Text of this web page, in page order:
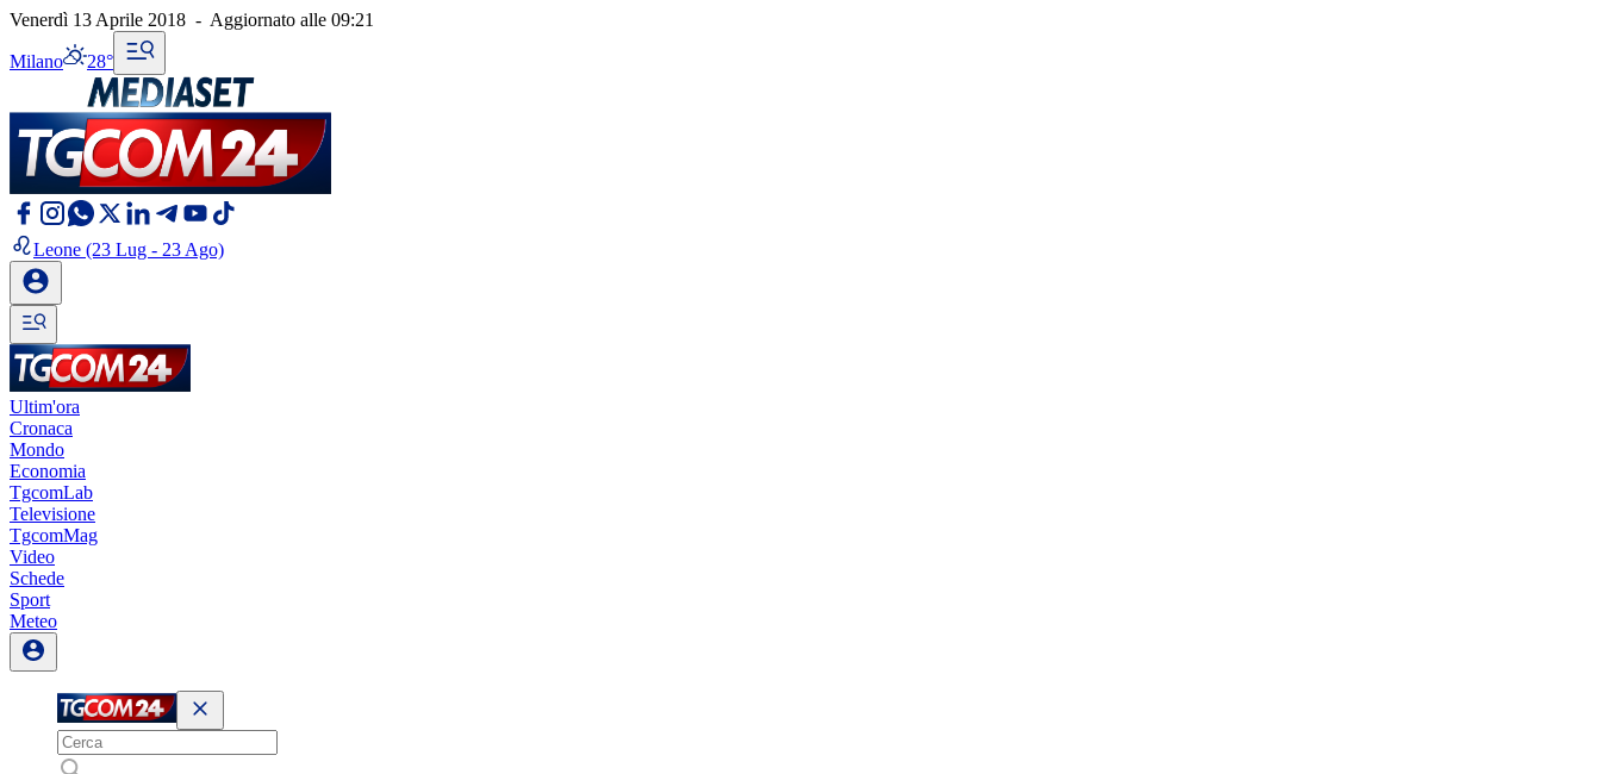
Venerdì 13 Aprile 2018 - Aggiornato alle 09:21
Milano 28°
Leone (23 Lug - 23 Ago)
Ultim'ora
Cronaca
Mondo
Economia
TgcomLab
Televisione
TgcomMag
Video
Schede
Sport
Meteo